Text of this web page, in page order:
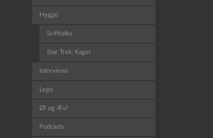
Hygge
Scifihaiku
Star Trek: Kager
Interviews
Lego
Øl og Ævl
Podcasts